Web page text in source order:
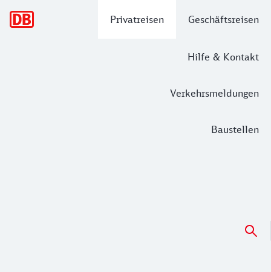
Privatreisen Geschäftsreisen
Hilfe & Kontakt
Verkehrsmeldungen
Baustellen